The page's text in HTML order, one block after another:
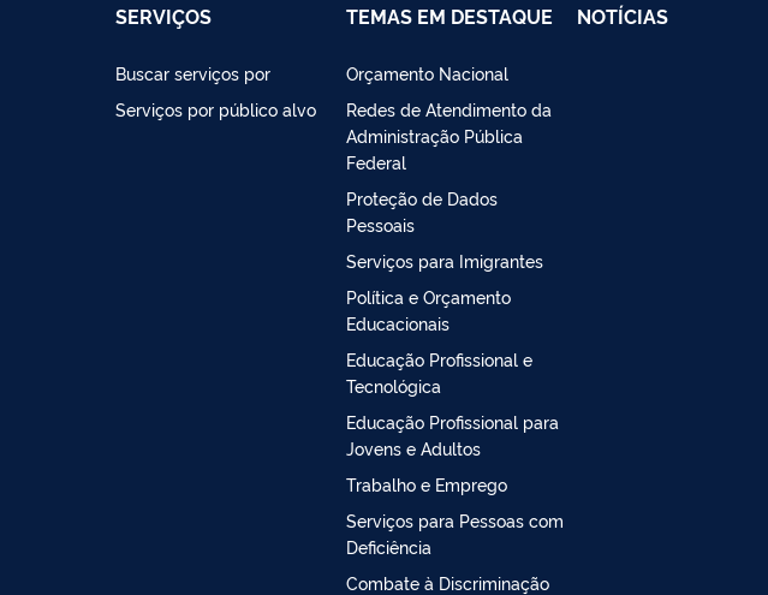
SERVIÇOS
Buscar serviços por
Serviços por público alvo
TEMAS EM DESTAQUE
Orçamento Nacional
Redes de Atendimento da
Administração Pública
Federal
Proteção de Dados
Pessoais
Serviços para Imigrantes
Política e Orçamento
Educacionais
Educação Profissional e
Tecnológica
Educação Profissional para
Jovens e Adultos
Trabalho e Emprego
Serviços para Pessoas com
Deficiência
Combate à Discriminação
NOTÍCIAS